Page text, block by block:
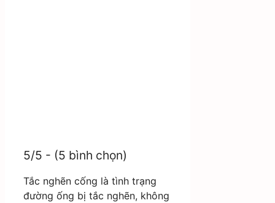
5/5 - (5 bình chọn)
Tắc nghẽn cống là tình trạng
đường ống bị tắc nghẽn, không